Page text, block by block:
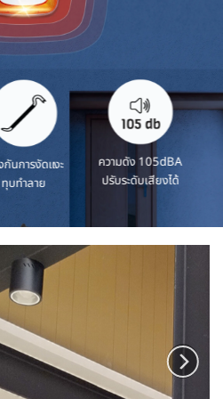
นการงัดแงะ
ทุบทำลาย
ความดัง 105dBA
ปรับระดับเสียงได้